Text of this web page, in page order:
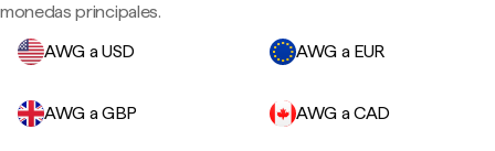
monedas principales.
AWG a USD
AWG a EUR
AWG a GBP AWG a CAD